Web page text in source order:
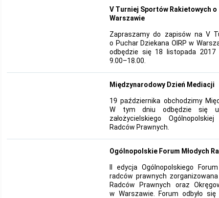
V Turniej Sportów Rakietowych o
Warszawie
Zapraszamy do zapisów na V
o Puchar Dziekana OIRP w
odbędzie się 18 listopada
9.00–18.00.
Międzynarodowy Dzień Mediacji
19 października obchodzimy
W tym dniu odbędzie się
założycielskiego
Radców Prawnych.
Ogólnopolskie Forum Młodych
II edycja Ogólnopolskiego
radców prawnych
Radców Prawnych oraz
w Warszawie. Forum odbyło